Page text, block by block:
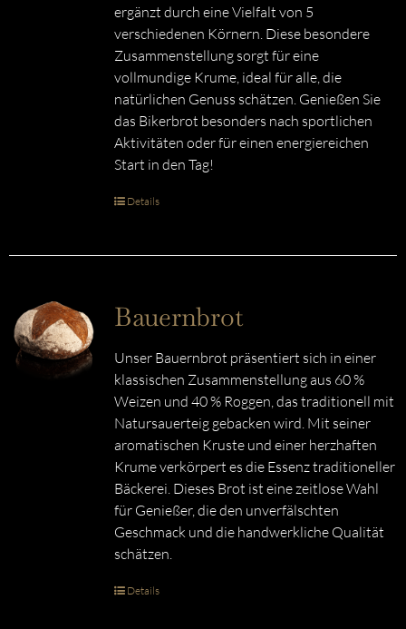
ergänzt durch eine Vielfalt von 5
verschiedenen Körnern. Diese besondere
Zusammenstellung sorgt für eine
vollmundige Krume, ideal für alle, die
natürlichen Genuss schätzen. Genießen Sie
das Bikerbrot besonders nach sportlichen
Aktivitäten oder für einen energiereichen
Start in den Tag!
Details
Bauernbrot
Unser Bauernbrot präsentiert sich in einer
klassischen Zusammenstellung aus 60 %
Weizen und 40 % Roggen, das traditionell mit
Natursauerteig gebacken wird. Mit seiner
aromatischen Kruste und einer herzhaften
Krume verkörpert es die Essenz traditioneller
Bäckerei. Dieses Brot ist eine zeitlose Wahl
für Genießer, die den unverfälschten
Geschmack und die handwerkliche Qualität
schätzen.
Details